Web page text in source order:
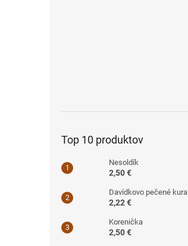
Top 10 produktov
Nesoldík
2,50 €
Davídkovo pečené kura
2,22 €
Korenička
2,50 €